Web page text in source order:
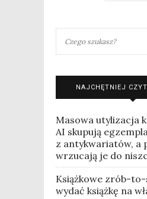
NAJCHĘTNIEJ
Masowa utylizacja
AI skupują
z antykwariatów, a
wrzucają je do
Książkowe zrób-
wydać książkę na